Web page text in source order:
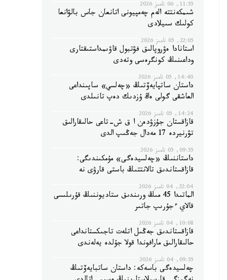
11:55, 06 تامىز 2026
شىمكەنتتە الەم چەمپيونى اتانعان جاس بالۋانعا
كولىك سىيلادى
22:05, 05 تامىز 2026
استانادا ەۋروپالىق فۋتبول قاۋىمداستىقتارى
وداعىنىڭ كونگرەسى وتەدى
14:40, 05 تامىز 2026
داستان ساتپايەۆتىڭ «چەلسي» ساپىنداعى
العاشقى گولى ەڭ ۇزدىك دەپ تانىلدى
14:24, 05 تامىز 2026
قازاقستان جۇزۋدەن ا ق ش-تاعى حالىقارالىق
تۋرنيردە 17 مەدال جەڭىپ الدى
09:55, 05 تامىز 2026
داستاننىڭ «چەلسيدەگى» مۇمكىندىگى:
قازاقستاندىق تالانتتىڭ باستى قارۋى نە
22:04, 04 تامىز 2026
الماتىدا 45 مىڭ ورىندىق ستاديوننىڭ قۇرىلىسى
قالاي ءجۇرىپ جاتىر
10:08, 04 تامىز 2026
قازاقستاندىق جەڭىل اتلەت تاجىكستانداعى
حالىقارالىق مارافوندا قولا جۇلدە يەلەندى
09:55, 04 تامىز 2026
چەلسيدەگى باسەكە: داستان ساتبايەۆتىڭ